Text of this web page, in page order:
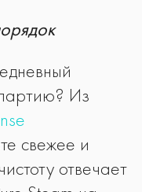
Из
свежее и
отвечает